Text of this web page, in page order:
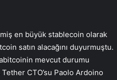
en büyük stablecoin olarak
satın alacağını duyurmuştu.
mevcut durumu
CTO’su Paolo Ardoino